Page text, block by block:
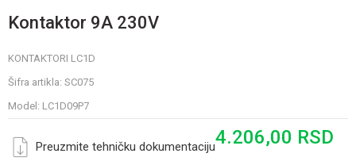
Kontaktor 9A 230V
KONTAKTORI LC1D
Šifra artikla: SC075
Model: LC1D09P7
Preuzmite tehničku dokumentaciju4.206,00 RSD